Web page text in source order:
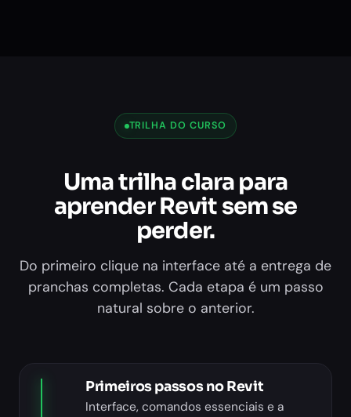
TRILHA DO CURSO
Uma trilha clara para
aprender Revit sem se
perder.
Do primeiro clique na interface até a entrega de
pranchas completas. Cada etapa é um passo
natural sobre o anterior.
Primeiros passos no Revit
Interface, comandos essenciais e a